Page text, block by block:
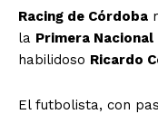
Racing de Córdoba
la Primera Nacional
habilidoso Ricardo
El futbolista, con